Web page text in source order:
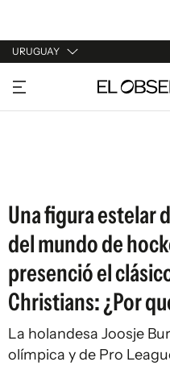
URUGUAY
URUGUAY
ARGENTINA
Una figura estelar
del mundo de
presenció el
Christians: ¿Por
La holandesa Joosje
olímpica y de Pro